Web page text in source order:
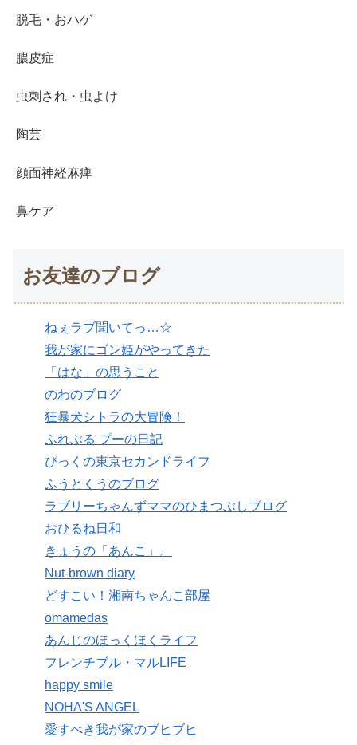
脱毛・おハゲ
膿皮症
虫刺され・虫よけ
陶芸
顔面神経麻痺
鼻ケア
お友達のブログ
ねぇラブ聞いてっ…☆
我が家にゴン姫がやってきた
「はな」の思うこと
のわのブログ
狂暴犬シトラの大冒険！
ふれぶる プーの日記
びっくの東京セカンドライフ
ふうとくうのブログ
ラブリーちゃんずママのひまつぶしブログ
おひるね日和
きょうの「あんこ」。
Nut-brown diary
どすこい！湘南ちゃんこ部屋
omamedas
あんじのほっくほくライフ
フレンチブル・マルLIFE
happy smile
NOHA'S ANGEL
愛すべき我が家のブヒブヒ